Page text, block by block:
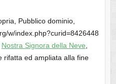
Pubblico dominio,
w/index.php?curid=8426448
Nostra Signora della Neve
rifatta ed ampliata alla fine